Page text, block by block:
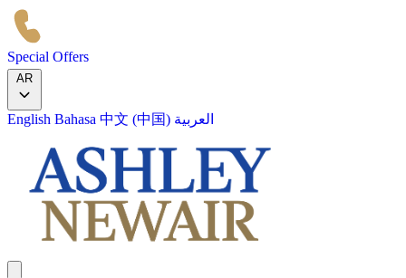
Special Offers
AR
English Bahasa 中文 (中国) العربية